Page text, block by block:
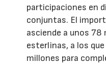
participaciones en
conjuntas. El
asciende a unos 78
esterlinas, a los
millones para